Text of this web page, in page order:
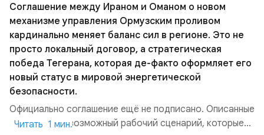
Соглашение между Ираном и Оманом о новом
механизме управления Ормузским проливом
кардинально меняет баланс сил в регионе. Это не
просто локальный договор, а стратегическая
победа Тегерана, которая де-факто оформляет его
новый статус в мировой энергетической
безопасности.
Официально соглашение ещё не подписано. Описанные
пункты — это возможный рабочий сценарий, которые
Читать 1 мин.